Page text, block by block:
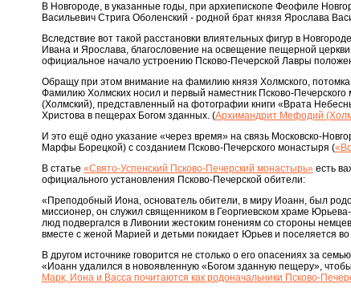
В Новгороде, в указанные годы, при архиепископе Феофиле
Васильевич Стрига Оболенский - родной брат князя Ярослава
Вследствие вот такой расстановки влиятельных фигур в
Ивана и Ярослава, благословение на освещение пещерной
официальное начало устроению Псково-Печерской Лавры
Обращу при этом внимание на фамилию князя Холмского, потомка
Фамилию Холмских носил и первый наместник Псково-
(Холмский), представленный на фотографии книги «Врата
Христова в пещерах Богом зданных. (Архимандрит Мефодий
И это ещё одно указание «через время» на связь Московско-
Марфы Борецкой) с созданием Псково-Печерского монастыря (
В статье «Свято-Успенский Псково-Печерский монастырь» есть
официального установления Псково-Печерской обители:
«Преподобный Иона, основатель обители, в миру Иоанн, был
миссионер, он служил священником в Георгиевском храме
люд подвергался в Ливонии жестоким гонениям со стороны
вместе с женой Марией и детьми покидает Юрьев и поселяется во
В другом источнике говорится не столько о его опасениях за
«Иоанн удалился в новоявленную «Богом зданную пещеру»,
Марк, Иона и Васса почитаются как родоначальники Псково-